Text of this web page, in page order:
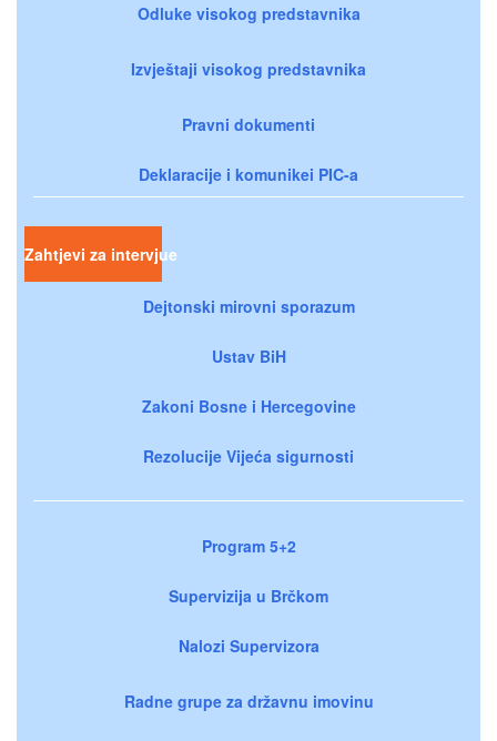
Odluke visokog predstavnika
Izvještaji visokog predstavnika
Pravni dokumenti
Deklaracije i komunikei PIC-a
Zahtjevi za intervjue
Dejtonski mirovni sporazum
Ustav BiH
Zakoni Bosne i Hercegovine
Rezolucije Vijeća sigurnosti
Program 5+2
Supervizija u Brčkom
Nalozi Supervizora
Radne grupe za državnu imovinu